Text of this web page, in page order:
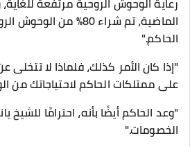
الماضية، تم شراء 80٪ من
الحاكم."
"إذا كان الأمر كذلك، فلماذا لا تتخلى
على ممتلكات الحاكم لاحتياجاتك من
"وعد الحاكم أيضًا بأنه، احترامًا
الخصومات."